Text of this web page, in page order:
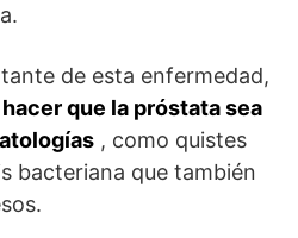
de esta enfermedad,
hacer que la próstata sea
, como quistes
bacteriana que también